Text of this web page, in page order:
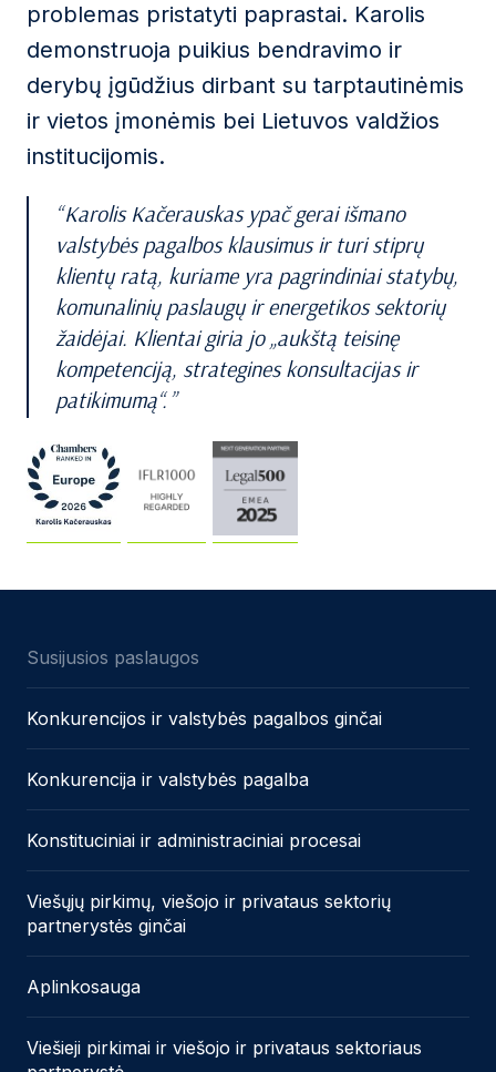
problemas pristatyti paprastai. Karolis
demonstruoja puikius bendravimo ir
derybų įgūdžius dirbant su tarptautinėmis
ir vietos įmonėmis bei Lietuvos valdžios
institucijomis.
Karolis Kačerauskas ypač gerai išmano
valstybės pagalbos klausimus ir turi stiprų
klientų ratą, kuriame yra pagrindiniai statybų,
komunalinių paslaugų ir energetikos sektorių
žaidėjai. Klientai giria jo „aukštą teisinę
kompetenciją, strategines konsultacijas ir
patikimumą“.
Susijusios paslaugos
Konkurencijos ir valstybės pagalbos ginčai
Konkurencija ir valstybės pagalba
Konstituciniai ir administraciniai procesai
Viešųjų pirkimų, viešojo ir privataus sektorių
partnerystės ginčai
Aplinkosauga
Viešieji pirkimai ir viešojo ir privataus sektoriaus